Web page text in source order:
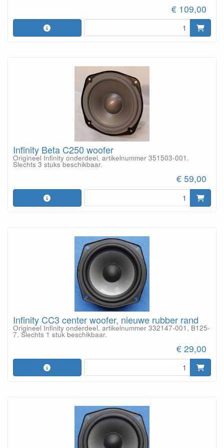
€ 109,00
Infinity Beta C250 woofer
Origineel Infinity onderdeel, artikelnummer 351503-001.
Slechts 3 stuks beschikbaar.
€ 59,00
Infinity CC3 center woofer, nieuwe rubber rand
Origineel Infinity onderdeel, artikelnummer 332147-001, B125-
7. Slechts 1 stuk beschikbaar.
€ 29,00